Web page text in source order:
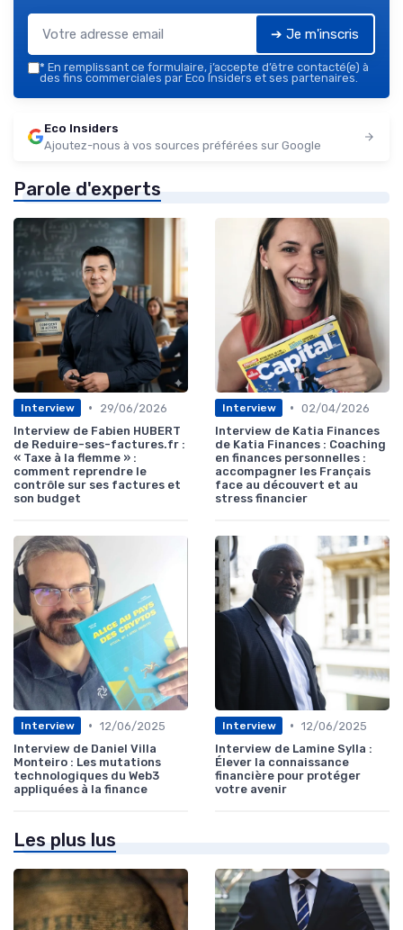
➔ Je m'inscris
* En remplissant ce formulaire, j’accepte d’être contacté(e) à
des fins commerciales par Eco Insiders et ses partenaires.
Eco Insiders
Ajoutez-nous à vos sources préférées sur Google
Parole d'experts
Interview •
29/06/2026
Interview de Fabien HUBERT
de Reduire-ses-factures.fr :
« Taxe à la flemme » :
comment reprendre le
contrôle sur ses factures et
son budget
Interview • 02/04/2026
Interview de Katia Finances
de Katia Finances : Coaching
en finances personnelles :
accompagner les Français
face au découvert et au
stress financier
Interview • 12/06/2025
Interview de Daniel Villa
Monteiro : Les mutations
technologiques du Web3
appliquées à la finance
Interview • 12/06/2025
Interview de Lamine Sylla :
Élever la connaissance
financière pour protéger
votre avenir
Les plus lus